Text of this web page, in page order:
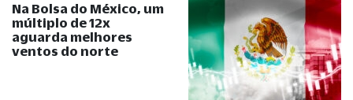
Na Bolsa do México, um
múltiplo de 12x
aguarda melhores
ventos do norte